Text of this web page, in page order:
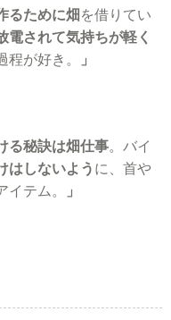
るために畑 を借りてい
電されて気持ちが軽く
が好き。 」
る秘訣は畑仕事。 バイ
はしないよう に、首や
テム。
」